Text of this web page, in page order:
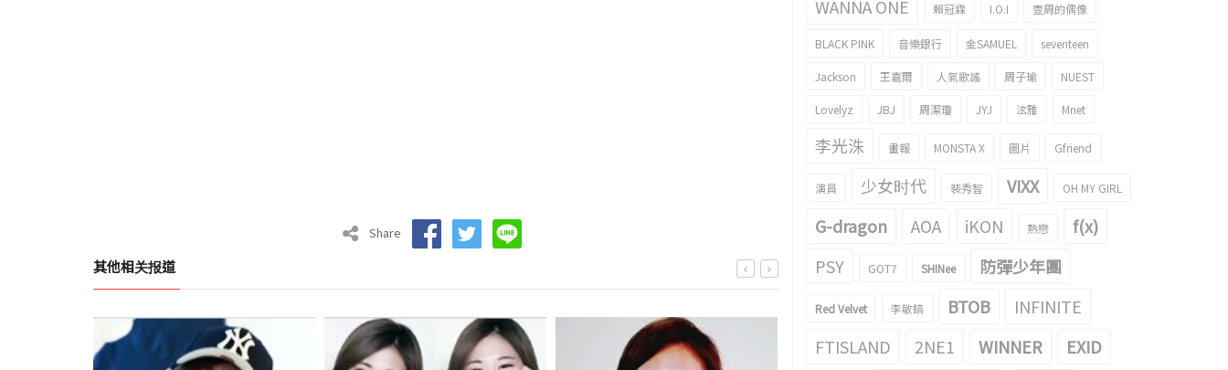
Share
其他相关报道
WANNA ONE 賴冠霖 I.O.I 壹周的偶像
BLACK PINK 音樂銀行 金SAMUEL seventeen
Jackson 王嘉爾 人氣歌謠 周子瑜 NUEST
Lovelyz JBJ 周潔瓊 JYJ 泫雅 Mnet
李光洙 畫報 MONSTA X 圖片 Gfriend
演員 少女时代 裴秀智 VIXX OH MY GIRL
G-dragon AOA iKON 熱戀
f(x)
PSY
GOT7 SHINee 防彈少年團
Red Velvet 李敏鎬 BTOB
INFINITE
FTISLAND
2NE1 WINNER EXID